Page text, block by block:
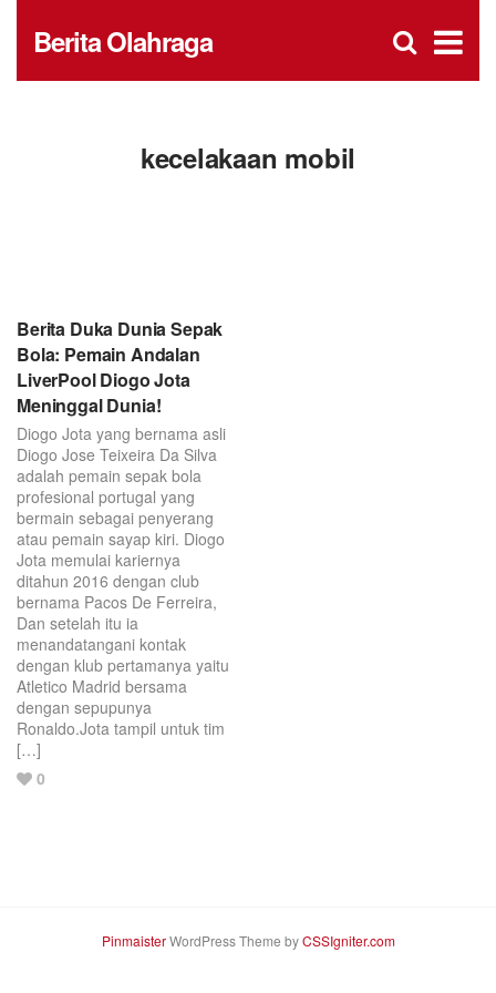
×
Berita Olahraga
Open
kecelakaan mobil
Berita Duka Dunia Sepak
Bola: Pemain Andalan
LiverPool Diogo Jota
Meninggal Dunia!
Diogo Jota yang bernama asli
Diogo Jose Teixeira Da Silva
adalah pemain sepak bola
profesional portugal yang
bermain sebagai penyerang
atau pemain sayap kiri. Diogo
Jota memulai kariernya
ditahun 2016 dengan club
bernama Pacos De Ferreira,
Dan setelah itu ia
menandatangani kontak
dengan klub pertamanya yaitu
Atletico Madrid bersama
dengan sepupunya
Ronaldo.Jota tampil untuk tim
[…]
Love
0
PinmaisterWordPress Theme byCSSIgniter.com